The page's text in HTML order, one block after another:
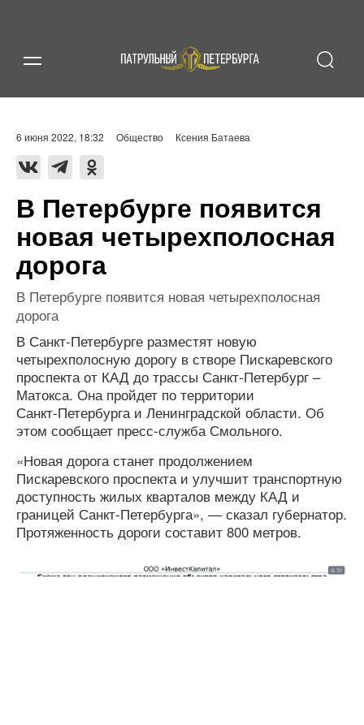
6 июня 2022, 18:32 Общество Ксения Батаева
В Петербурге появится
новая четырехполосная
дорога
В Петербурге появится новая четырехполосная
дорога
В Санкт-Петербурге разместят новую
четырехполосную дорогу в створе Пискаревского
проспекта от КАД до трассы Санкт‑Петербург –
Матокса. Она пройдет по территории
Санкт‑Петербурга и Ленинградской области. Об
этом сообщает пресс-служба Смольного.
«Новая дорога станет продолжением
Пискаревского проспекта и улучшит транспортную
доступность жилых кварталов между КАД и
границей Санкт‑Петербурга», — сказал губернатор.
Протяженность дороги составит 800 метров.